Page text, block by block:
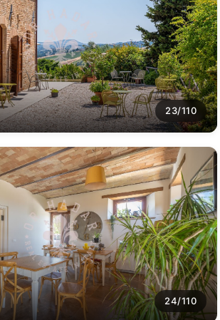
23/110
24/110